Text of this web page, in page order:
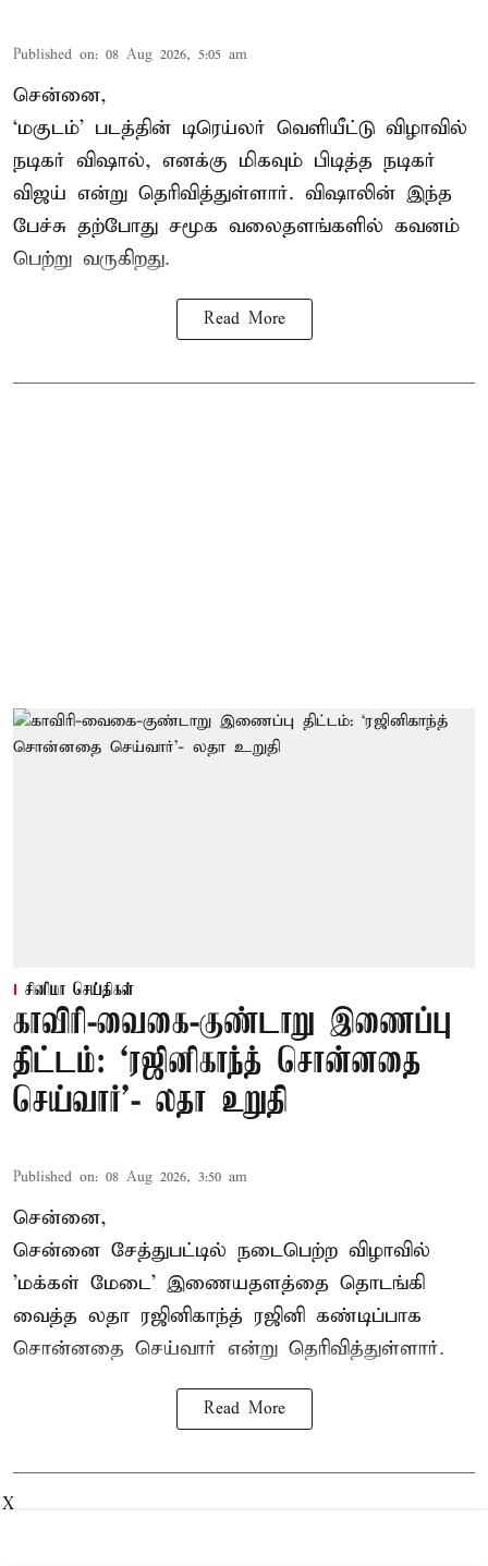
Published on: 08 Aug 2026, 5:05 am
சென்னை,
‘மகுடம்’ படத்தின் டிரெய்லர் வெளியீட்டு விழாவில்
நடிகர் விஷால், எனக்கு மிகவும் பிடித்த நடிகர்
விஜய் என்று தெரிவித்துள்ளார். விஷாலின் இந்த
பேச்சு தற்போது சமூக வலைதளங்களில் கவனம்
பெற்று வருகிறது.
Read More
சினிமா செய்திகள்
காவிரி-வைகை-குண்டாறு இணைப்பு
திட்டம்: ‘ரஜினிகாந்த் சொன்னதை
செய்வார்’- லதா உறுதி
Published on: 08 Aug 2026, 3:50 am
சென்னை,
சென்னை சேத்துபட்டில் நடைபெற்ற விழாவில்
'மக்கள் மேடை' இணையதளத்தை தொடங்கி
வைத்த லதா ரஜினிகாந்த் ரஜினி கண்டிப்பாக
சொன்னதை செய்வார் என்று தெரிவித்துள்ளார்.
Read More
X